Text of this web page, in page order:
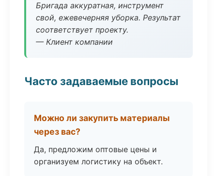
Бригада аккуратная, инструмент
свой, ежевечерняя уборка. Результат
соответствует проекту.
— Клиент компании
Часто задаваемые вопросы
Можно ли закупить материалы
через вас?
Да, предложим оптовые цены и
организуем логистику на объект.